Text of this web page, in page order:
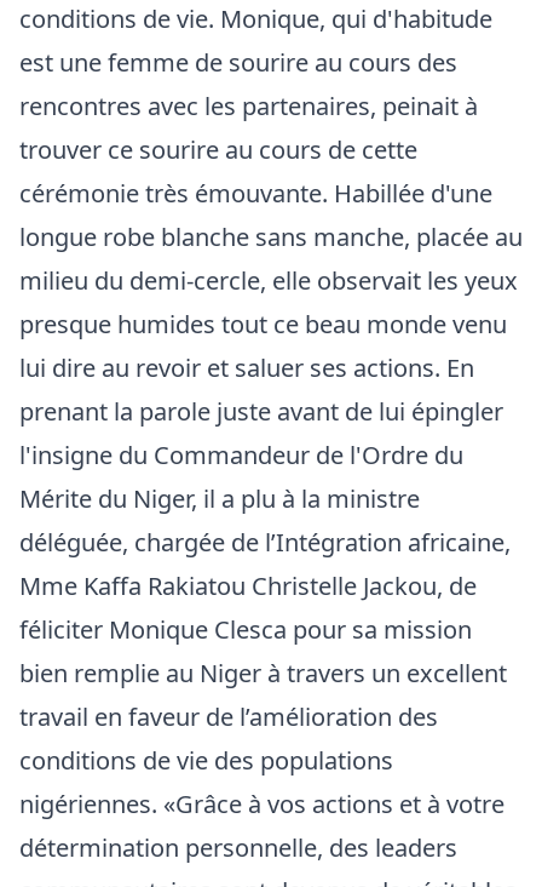
conditions de vie. Monique, qui d'habitude
est une femme de sourire au cours des
rencontres avec les partenaires, peinait à
trouver ce sourire au cours de cette
cérémonie très émouvante. Habillée d'une
longue robe blanche sans manche, placée au
milieu du demi-cercle, elle observait les yeux
presque humides tout ce beau monde venu
lui dire au revoir et saluer ses actions. En
prenant la parole juste avant de lui épingler
l'insigne du Commandeur de l'Ordre du
Mérite du Niger, il a plu à la ministre
déléguée, chargée de l’Intégration africaine,
Mme Kaffa Rakiatou Christelle Jackou, de
féliciter Monique Clesca pour sa mission
bien remplie au Niger à travers un excellent
travail en faveur de l’amélioration des
conditions de vie des populations
nigériennes. «Grâce à vos actions et à votre
détermination personnelle, des leaders